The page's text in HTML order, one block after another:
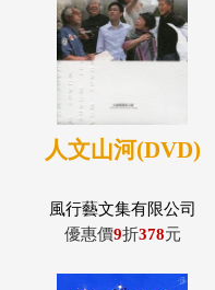
人文山河(DVD)
風行藝文集有限公司
優惠價9折378元